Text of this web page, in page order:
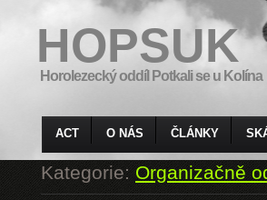
HOPSUK
Horolezecký oddíl Potkali se u Kolína
ACT O NÁS ČLÁNKY
Kategorie:Organizačně